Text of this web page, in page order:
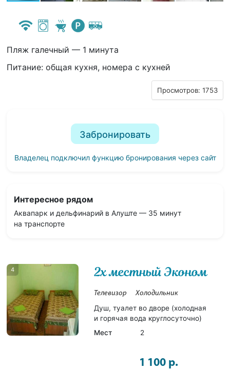
Пляж галечный — 1 минута
Питание: общая кухня, номера с кухней
Просмотров: 1753
Забронировать
Владелец подключил функцию бронирования через сайт
Интересное рядом
Аквапарк и дельфинарий в Алуште — 35 минут
на транспорте
4 2х местный Эконом
Телевизор Холодильник
Душ, туалет во дворе (холодная
и горячая вода круглосуточно)
Мест
2
1 100 р.